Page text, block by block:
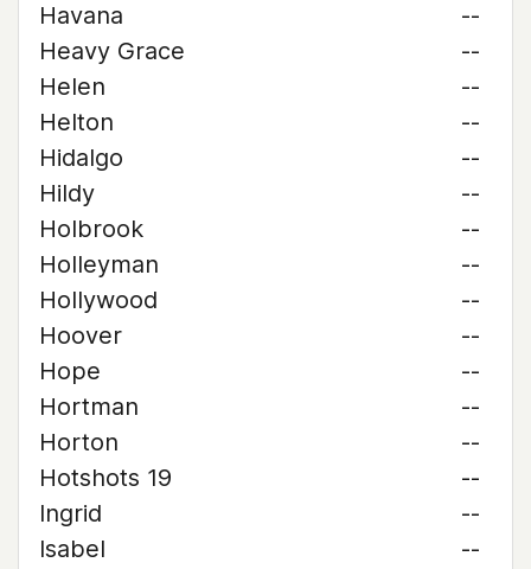
Havana
--
Heavy Grace
--
Helen
--
Helton
--
Hidalgo
--
Hildy
--
Holbrook
--
Holleyman
--
Hollywood
--
Hoover
--
Hope
--
Hortman
--
Horton
--
Hotshots 19
--
Ingrid
--
Isabel
--